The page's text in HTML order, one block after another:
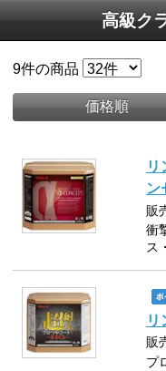
高級ク
9件の商品
価格順
リ
ン
販
衝
ス
リ
販
プ